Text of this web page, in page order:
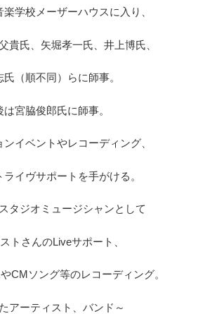
学校メーザーハウスに入り、
貴氏、矢堀孝一氏、井上博氏、
氏（順不同）らに師事。
は宮脇俊郎氏に師事。
イベントやレコーディング、
イヴサポートを手がける。
タジオミュージシャンとして
トさんのLiveサポート、
CMソング等のレコーディング。
アーティスト、バンド～